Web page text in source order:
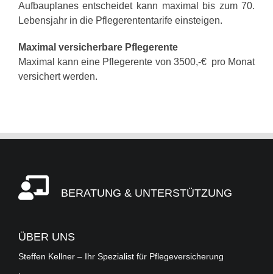
Aufbauplanes entscheidet kann maximal bis zum 70.
Lebensjahr in die Pflegerententarife einsteigen.
Maximal versicherbare Pflegerente
Maximal kann eine Pflegerente von 3500,-€ pro Monat
versichert werden.
BERATUNG & UNTERSTÜTZUNG
ÜBER UNS
Steffen Kellner – Ihr Spezialist für Pflegeversicherung